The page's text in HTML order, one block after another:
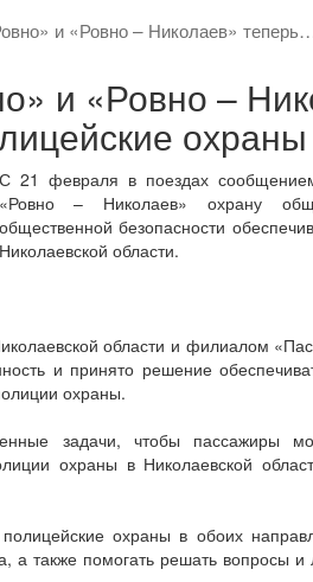
и «Ровно – Николаев»
и «Ровно –
охраны
С 21 февраля в поездах
«Ровно – Николаев» охрану
общественной безопасности
Николаевской области.
области и филиалом
и принято решение
охраны.
задачи, чтобы пассажиры
охраны в Николаевской
охраны в обоих
а также помогать решать вопросы